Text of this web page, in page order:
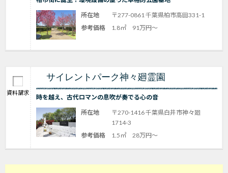
所在地
〒277-0861 千葉県柏市高田331-1
参考価格
1.8㎡ 91万円～
資料請求
サイレントパーク神々廻霊園
時を越え、古代ロマンの息吹が奏でる心の音
所在地
〒270-1416 千葉県白井市神々廻
1714-3
参考価格
1.5㎡ 28万円～